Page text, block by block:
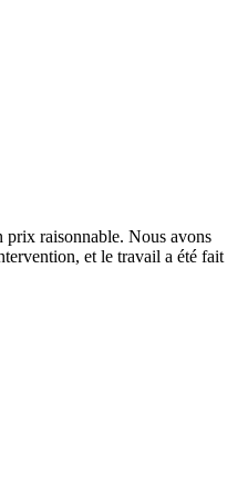
prix raisonnable. Nous avons
et le travail a été fait